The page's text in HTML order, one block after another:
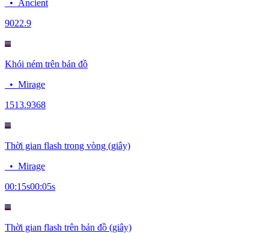
• Ancient
9022.9
Khói ném trên bản đồ
• Mirage
1513.9368
Thời gian flash trong vòng (giây)
• Mirage
00:15s00:05s
Thời gian flash trên bản đồ (giây)